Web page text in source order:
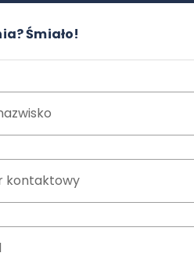
Śmiało!
kontaktowy